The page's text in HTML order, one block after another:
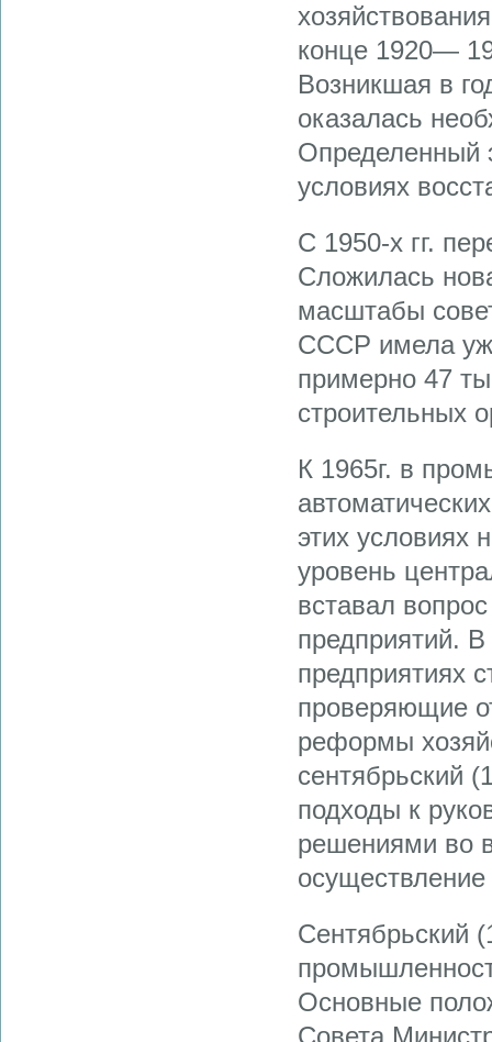
конце 1920—
Возникшая в
оказалась
Определенный
условиях
С 1950-х гг.
Сложилась
масштабы
СССР имела
примерно 47
строительных
К 1965г. в
этих условиях
уровень
вставал
предприятий.
предприятиях
проверяющие
реформы
сентябрьский
подходы к
решениями во
Сентябрьский
Основные